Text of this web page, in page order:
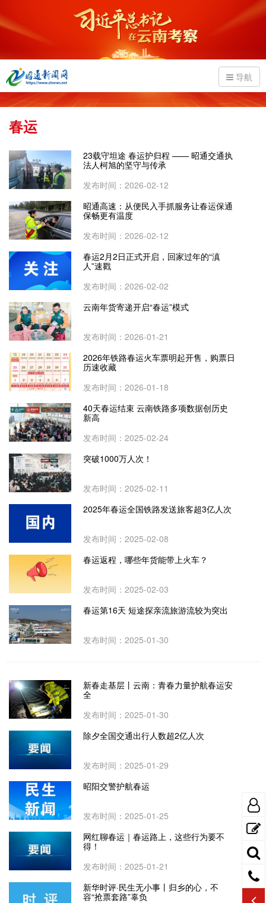
导航
春运
23载守坦途 春运护归程 —— 昭通交通执
法人柯旭的坚守与传承
发布时间：2026-02-12
昭通高速：从便民入手抓服务让春运保通
保畅更有温度
发布时间：2026-02-12
春运2月2日正式开启，回家过年的“滇
人”速戳
发布时间：2026-02-02
云南年货寄递开启“春运”模式
发布时间：2026-01-21
2026年铁路春运火车票明起开售，购票日
历速收藏
发布时间：2026-01-18
40天春运结束 云南铁路多项数据创历史
新高
发布时间：2025-02-24
突破1000万人次！
发布时间：2025-02-11
2025年春运全国铁路发送旅客超3亿人次
发布时间：2025-02-08
春运返程，哪些年货能带上火车？
发布时间：2025-02-03
春运第16天 短途探亲流旅游流较为突出
发布时间：2025-01-30
新春走基层丨云南：青春力量护航春运安
全
发布时间：2025-01-30
除夕全国交通出行人数超2亿人次
发布时间：2025-01-29
昭阳交警护航春运
发布时间：2025-01-25
网红聊春运｜春运路上，这些行为要不
得！
发布时间：2025-01-21
新华时评·民生无小事丨归乡的心，不
容“抢票套路”辜负